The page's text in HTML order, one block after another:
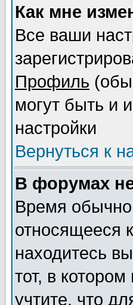
Как мне
Все ваши
Профиль
могут быть и
настройки
Вернуться к
В форумах
Время
относящееся
находитесь
тот, в
учтите, что